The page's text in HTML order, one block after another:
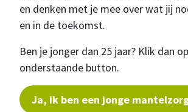
en denken met je mee over wat jij
en in de toekomst.
Ben je jonger dan 25 jaar? Klik dan op
onderstaande button.
Ja, ik ben een jonge